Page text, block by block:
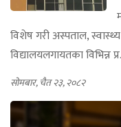
विशेष गरी अस्पताल,
विद्यालयलगायतका विभिन्न
सोमबार, चैत २३, २०८२